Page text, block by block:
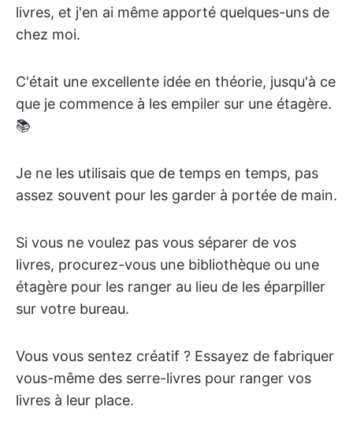
livres, et j'en ai même apporté quelques-uns de
chez moi.
C'était une excellente idée en théorie, jusqu'à ce
que je commence à les empiler sur une étagère.
📚
Je ne les utilisais que de temps en temps, pas
assez souvent pour les garder à portée de main.
Si vous ne voulez pas vous séparer de vos
livres, procurez-vous une bibliothèque ou une
étagère pour les ranger au lieu de les éparpiller
sur votre bureau.
Vous vous sentez créatif ? Essayez de fabriquer
vous-même des serre-livres pour ranger vos
livres à leur place.